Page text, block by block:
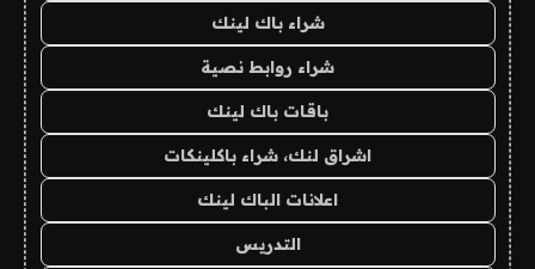
شراء باك لينك
شراء روابط نصية
باقات باك لينك
اشراق لنك، شراء باكلينكات
اعلانات الباك لينك
التدريس